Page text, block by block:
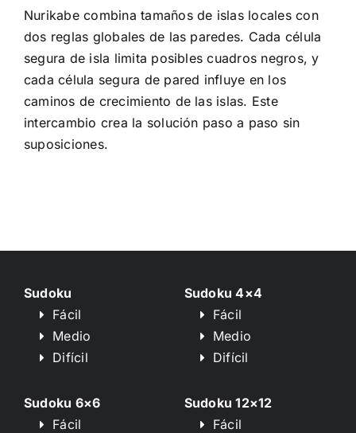
Nurikabe combina tamaños de islas locales con
dos reglas globales de las paredes. Cada célula
segura de isla limita posibles cuadros negros, y
cada célula segura de pared influye en los
caminos de crecimiento de las islas. Este
intercambio crea la solución paso a paso sin
suposiciones.
Sudoku
Fácil
Medio
Difícil
Sudoku 4×4
Fácil
Medio
Difícil
Sudoku 6×6
Fácil
Sudoku 12×12
Fácil